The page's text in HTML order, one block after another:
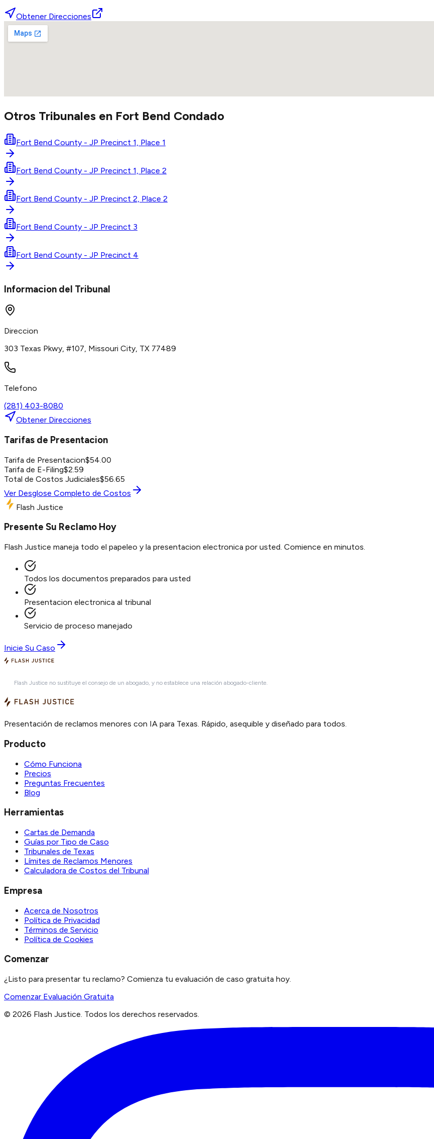
Obtener Direcciones
Otros Tribunales en Fort Bend Condado
Fort Bend County - JP Precinct 1, Place 1
Fort Bend County - JP Precinct 1, Place 2
Fort Bend County - JP Precinct 2, Place 2
Fort Bend County - JP Precinct 3
Fort Bend County - JP Precinct 4
Informacion del Tribunal
Direccion
303 Texas Pkwy, #107, Missouri City, TX 77489
Telefono
(281) 403-8080
Obtener Direcciones
Tarifas de Presentacion
Tarifa de Presentacion$54.00
Tarifa de E-Filing$2.59
Total de Costos Judiciales$56.65
Ver Desglose Completo de Costos
Flash Justice
Presente Su Reclamo Hoy
Flash Justice maneja todo el papeleo y la presentacion electronica por usted. Comience en minutos.
Todos los documentos preparados para usted
Presentacion electronica al tribunal
Servicio de proceso manejado
Inicie Su Caso
Flash Justice no sustituye el consejo de un abogado, y no establece una relación abogado-cliente.
Presentación de reclamos menores con IA para Texas. Rápido, asequible y diseñado para todos.
Producto
Cómo Funciona
Precios
Preguntas Frecuentes
Blog
Herramientas
Cartas de Demanda
Guías por Tipo de Caso
Tribunales de Texas
Límites de Reclamos Menores
Calculadora de Costos del Tribunal
Empresa
Acerca de Nosotros
Política de Privacidad
Términos de Servicio
Política de Cookies
Comenzar
¿Listo para presentar tu reclamo? Comienza tu evaluación de caso gratuita hoy.
Comenzar Evaluación Gratuita
© 2026 Flash Justice. Todos los derechos reservados.